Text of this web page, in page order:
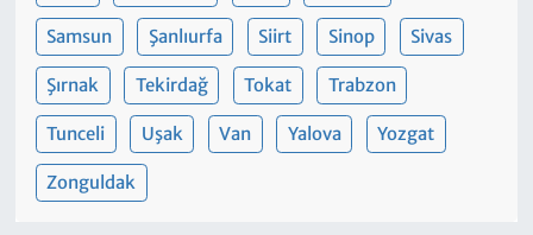
Samsun Şanlıurfa Siirt Sinop Sivas
Şırnak Tekirdağ Tokat Trabzon
Tunceli Uşak Van Yalova Yozgat
Zonguldak